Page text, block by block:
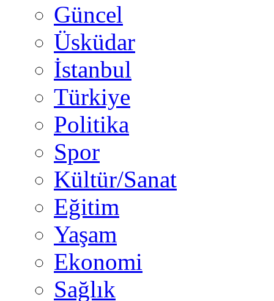
Güncel
Üsküdar
İstanbul
Türkiye
Politika
Spor
Kültür/Sanat
Eğitim
Yaşam
Ekonomi
Sağlık